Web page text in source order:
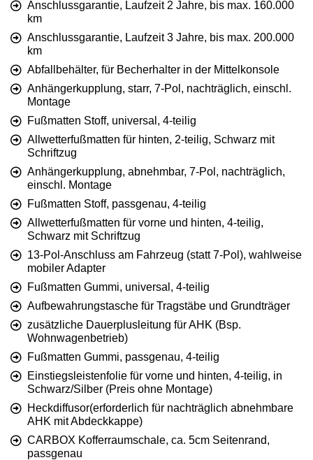
Anschlussgarantie, Laufzeit 2 Jahre, bis max. 160.000
km
Anschlussgarantie, Laufzeit 3 Jahre, bis max. 200.000
km
Abfallbehälter, für Becherhalter in der Mittelkonsole
Anhängerkupplung, starr, 7-Pol, nachträglich, einschl.
Montage
Fußmatten Stoff, universal, 4-teilig
Allwetterfußmatten für hinten, 2-teilig, Schwarz mit
Schriftzug
Anhängerkupplung, abnehmbar, 7-Pol, nachträglich,
einschl. Montage
Fußmatten Stoff, passgenau, 4-teilig
Allwetterfußmatten für vorne und hinten, 4-teilig,
Schwarz mit Schriftzug
13-Pol-Anschluss am Fahrzeug (statt 7-Pol), wahlweise
mobiler Adapter
Fußmatten Gummi, universal, 4-teilig
Aufbewahrungstasche für Tragstäbe und Grundträger
zusätzliche Dauerplusleitung für AHK (Bsp.
Wohnwagenbetrieb)
Fußmatten Gummi, passgenau, 4-teilig
Einstiegsleistenfolie für vorne und hinten, 4-teilig, in
Schwarz/Silber (Preis ohne Montage)
Heckdiffusor(erforderlich für nachträglich abnehmbare
AHK mit Abdeckkappe)
CARBOX Kofferraumschale, ca. 5cm Seitenrand,
passgenau